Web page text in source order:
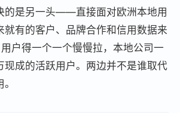
的是另一头——直接面对欧洲本地用
就有的客户、品牌合作和信用数据来
户得一个一个慢慢拉，本地公司一
现成的活跃用户。两边并不是谁取代